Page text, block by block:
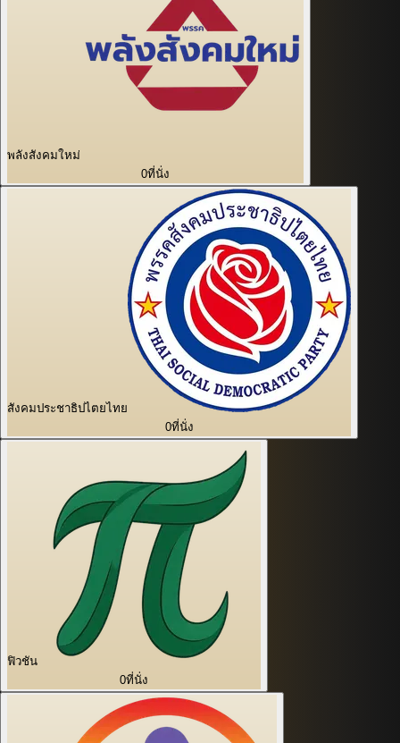
พลังสังคมใหม่
0ที่นั่ง
สังคมประชาธิปไตยไทย
0ที่นั่ง
ฟิวชัน
0ที่นั่ง